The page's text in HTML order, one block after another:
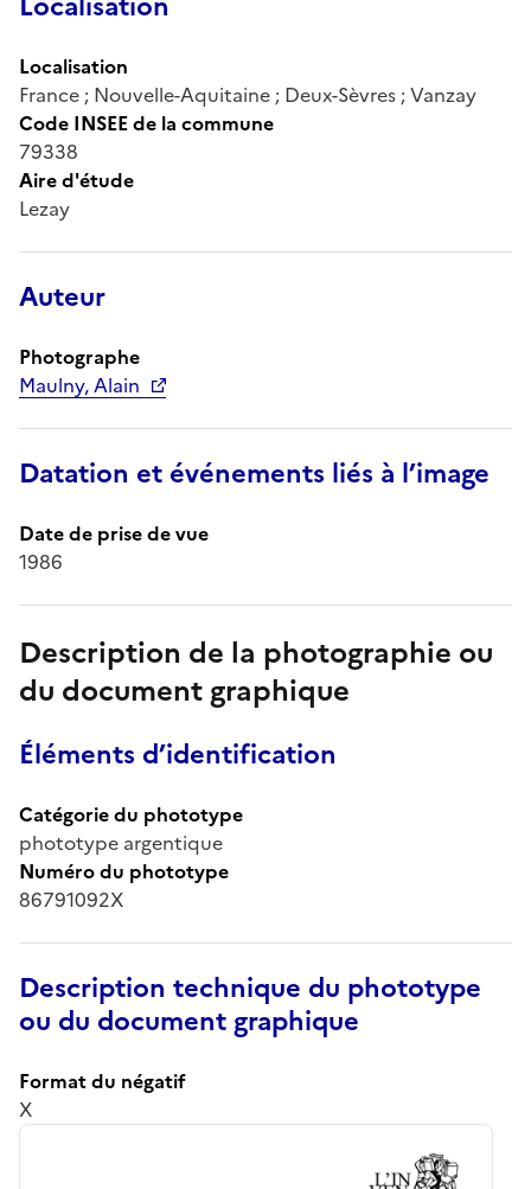
Localisation
France ; Nouvelle-Aquitaine ; Deux-Sèvres ; Vanzay
Code INSEE de la commune
79338
Aire d'étude
Lezay
Auteur
Photographe
Maulny, Alain
Datation et événements liés à l’image
Date de prise de vue
1986
Description de la photographie ou
du document graphique
Éléments d’identification
Catégorie du phototype
phototype argentique
Numéro du phototype
86791092X
Description technique du phototype
ou du document graphique
Format du négatif
X